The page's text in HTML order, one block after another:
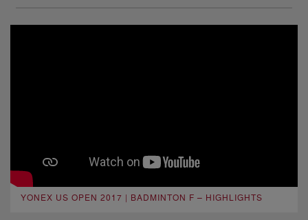
YONEX US OPEN 2017 | BADMINTON F – HIGHLIGHTS